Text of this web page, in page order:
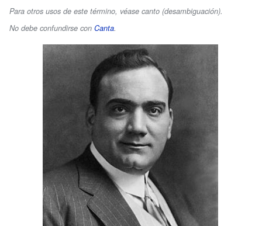
Para otros usos de este término, véase canto (desambiguación).
No debe confundirse con Canta.